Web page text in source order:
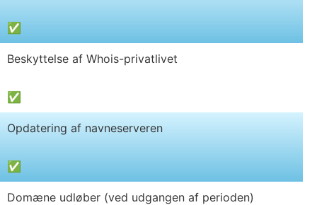
✅
Beskyttelse af Whois-privatlivet
✅
Opdatering af navneserveren
✅
Domæne udløber (ved udgangen af perioden)